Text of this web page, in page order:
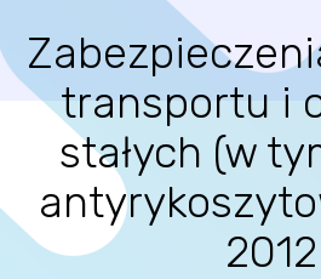
transportu i
stałych (w
2012